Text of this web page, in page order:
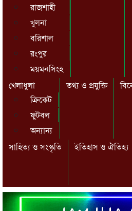
রাজশাহী
খুলনা
বরিশাল
রংপুর
ময়মনসিংহ
খেলাধুলা
ক্রিকেট
ফুটবল
অন্যান্য
তথ্য ও প্রযুক্তি
সাহিত্য ও সংস্কৃতি ইতিহাস ও ঐতিহ্য